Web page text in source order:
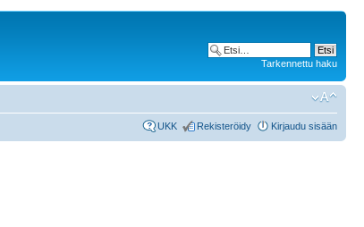
Tarkennettu haku
UKK Rekisteröidy Kirjaudu sisään